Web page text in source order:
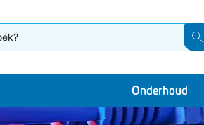
Onderhoud